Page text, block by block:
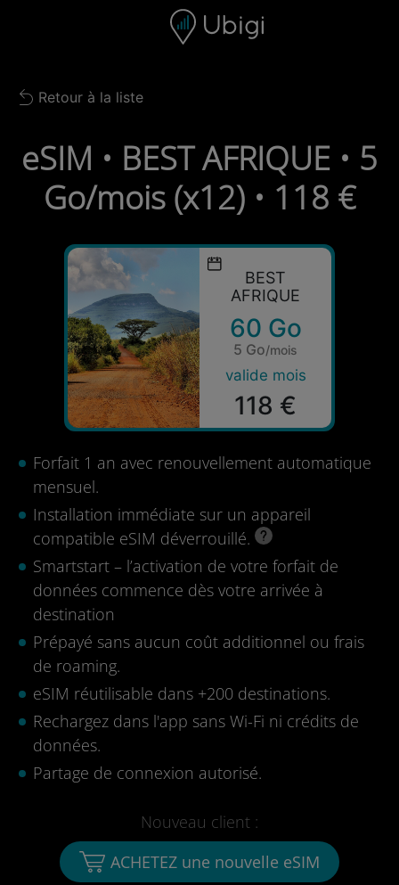
Barre de navigation Bas de page
Back to list
Retour à la liste
eSIM • BEST AFRIQUE • 5
Go/mois (x12) • 118 €
BEST
AFRIQUE
60 Go
5 Go/mois
valide mois
118 €
Forfait 1 an avec renouvellement automatique
mensuel.
Installation immédiate sur un appareil
compatible eSIM déverrouillé.
Smartstart – l’activation de votre forfait de
données commence dès votre arrivée à
destination
Prépayé sans aucun coût additionnel ou frais
de roaming.
eSIM réutilisable dans +200 destinations.
Rechargez dans l'app sans Wi-Fi ni crédits de
données.
Partage de connexion autorisé.
Nouveau client :
ACHETEZ une nouvelle eSIM